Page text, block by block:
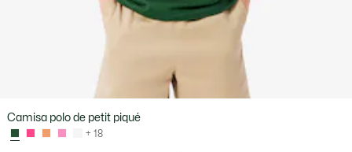
Camisa polo de petit piqué
+ 18